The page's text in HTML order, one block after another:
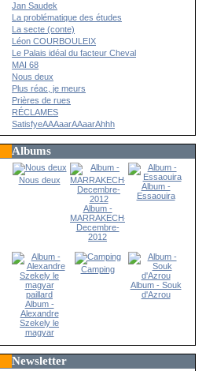
Jan Saudek
La problématique des études
La secte (conte)
Léon COURBOULEIX
Le Palais idéal du facteur Cheval
MAI 68
Nous deux
Plus réac, je meurs
Prières de rues
RÉCLAMES
SatisfyeAAAaarAAaarAhhh
Albums
Nous deux
Album -
MARRAKECH-
Decembre-
2012
Album -
Essaouira
Album -
Alexandre
Szekely le
magyar
Camping
Album - Souk
d'Azrou
Newsletter